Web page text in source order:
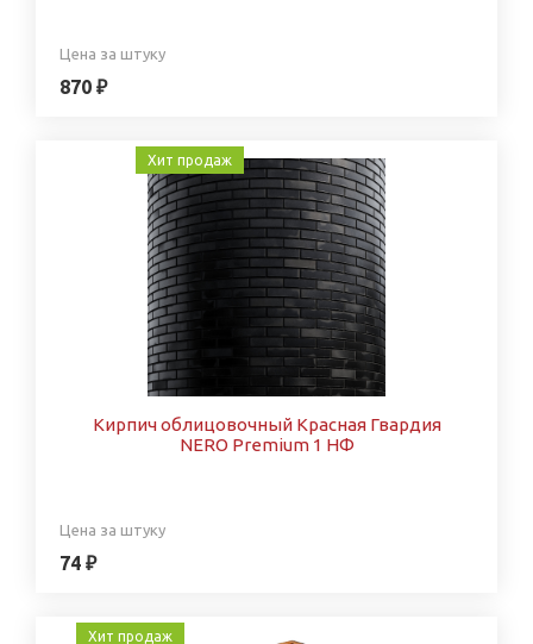
Цена за штуку
870 ₽
Хит продаж
Кирпич облицовочный Красная Гвардия
NERO Premium 1 НФ
Цена за штуку
74 ₽
Хит продаж